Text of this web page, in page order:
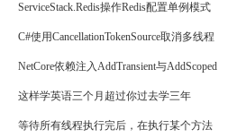
ServiceStack.Redis操作Redis配置单例模式
C#使用CancellationTokenSource取消多线程
NetCore依赖注入AddTransient与AddScoped
这样学英语三个月超过你过去学三年
等待所有线程执行完后，在执行某个方法